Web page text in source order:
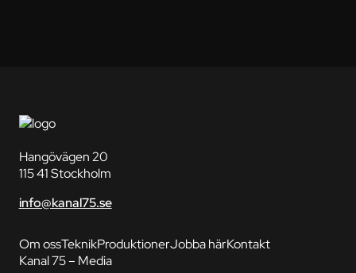
Hangövägen 20
115 41 Stockholm
info@kanal75.se
Om ossTeknikProduktionerJobba härKontakt
Kanal 75 – Media